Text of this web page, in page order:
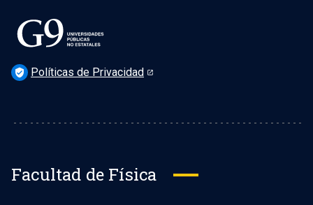
verified_user Políticas de Privacidad
Facultad de Física